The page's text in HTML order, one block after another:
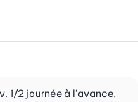
1/2 journée à l’avance,